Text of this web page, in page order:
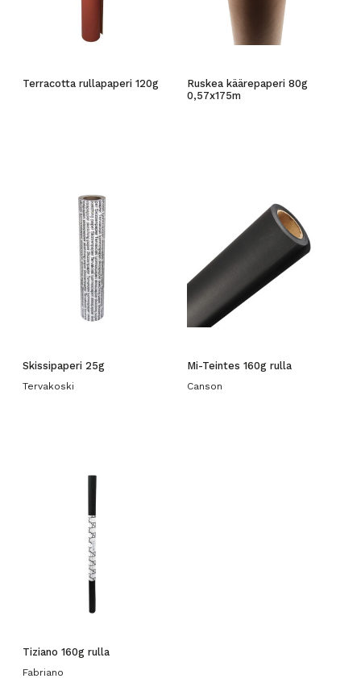
Terracotta rullapaperi 120g
Ruskea käärepaperi 80g
0,57x175m
Skissipaperi 25g
Tervakoski
Mi-Teintes 160g rulla
Canson
Tiziano 160g rulla
Fabriano